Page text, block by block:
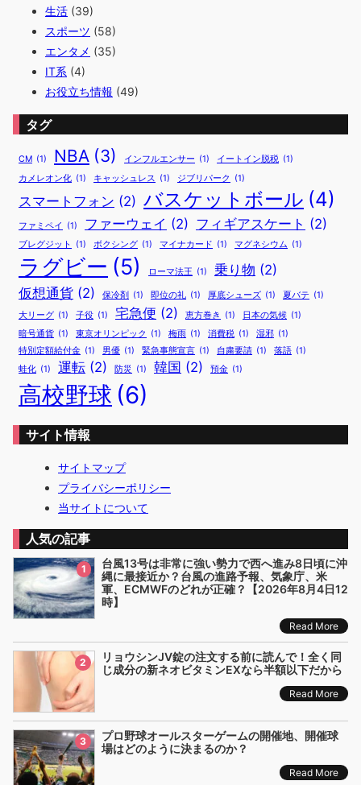
生活 (39)
スポーツ (58)
エンタメ (35)
IT系 (4)
お役立ち情報 (49)
タグ
CM (1) NBA (3) インフルエンサー (1) イートイン脱税 (1)
カメレオン化 (1) キャッシュレス (1) ジブリパーク (1)
スマートフォン (2) バスケットボール (4)
ファミペイ (1) ファーウェイ (2) フィギアスケート (2)
ブレグジット (1) ボクシング (1) マイナカード (1) マグネシウム (1)
ラグビー (5) ローマ法王 (1) 乗り物 (2)
仮想通貨 (2) 保冷剤 (1) 即位の礼 (1) 厚底シューズ (1) 夏バテ (1)
大リーグ (1) 子役 (1) 宅急便 (2) 恵方巻き (1) 日本の気候 (1)
暗号通貨 (1) 東京オリンピック (1) 梅雨 (1) 消費税 (1) 湿邪 (1)
特別定額給付金 (1) 男優 (1) 緊急事態宣言 (1) 自粛要請 (1) 落語 (1)
蛙化 (1) 運転 (2) 防災 (1) 韓国 (2) 預金 (1)
高校野球 (6)
サイト情報
サイトマップ
プライバシーポリシー
当サイトについて
人気の記事
1
台風13号は非常に強い勢力で西へ進み8日頃に沖
縄に最接近か？台風の進路予報、気象庁、米
軍、ECMWFのどれが正確？【2026年8月4日12
時】
Read More
2
リョウシンJV錠の注文する前に読んで！全く同
じ成分の新ネオビタミンEXなら半額以下だから
Read More
3
プロ野球オールスターゲームの開催地、開催球
場はどのように決まるのか？
Read More